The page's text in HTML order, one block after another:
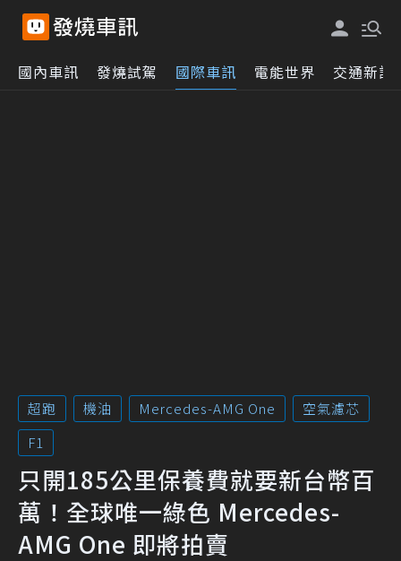
國內車訊 發燒試駕 國際車訊 電能世界 交通新訊
超跑 機油 Mercedes-AMG One
空氣濾芯
F1
只開185公里保養費就要新台幣百
萬！全球唯一綠色 Mercedes-
AMG One 即將拍賣